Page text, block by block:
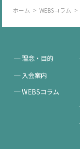
ホーム > WEBSコラム >
理念・目的
入会案内
WEBSコラム